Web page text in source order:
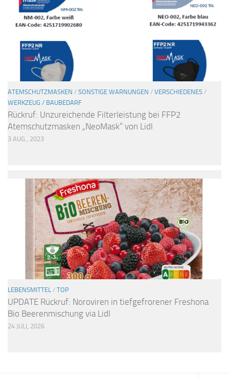
ATEMSCHUTZMASKEN / SONSTIGE WARNUNGEN / VERSCHIEDENES /
WERKZEUG / BAUBEDARF
Rückruf: Unzureichende Filterleistung bei FFP2
Atemschutzmasken „NeoMask“ von Lidl
3 AUG., 2023
LEBENSMITTEL / TOP
UPDATE Rückruf: Noroviren in tiefgefrorener Freshona
Bio Beerenmischung via Lidl
24 JULI, 2026